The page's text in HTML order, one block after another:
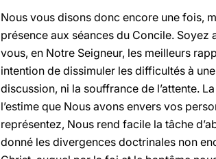
Nous vous disons donc encore une fois,
présence aux séances du Concile.
vous, en Notre Seigneur, les meilleurs
intention de dissimuler les difficultés à
discussion, ni la souffrance de l’attente.
l’estime que Nous avons envers vos
représentez, Nous rend facile la tâche
donné les divergences doctrinales non